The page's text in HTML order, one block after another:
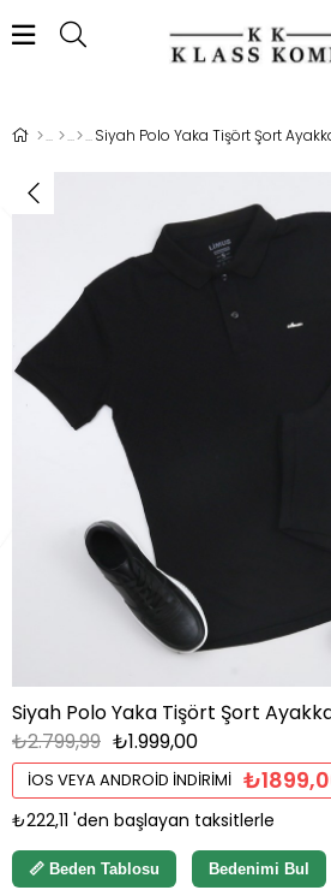
Siyah Polo Yaka Tişört Şort
Siyah Polo Yaka Tişört Şort
₺2.799,99 ₺1.999,00
İOS VEYA ANDROID İNDIRIMI
₺222,11 'den başlayan taksitlerle
📏 Beden Tablosu Bedenimi Bul